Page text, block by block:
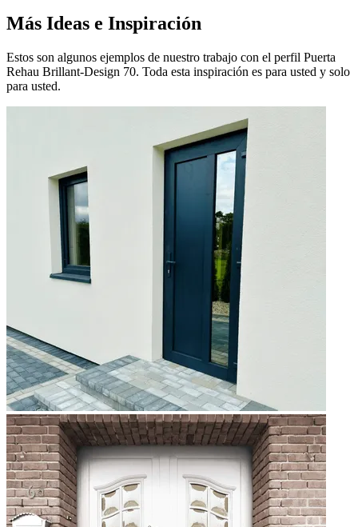
Más Ideas e Inspiración
Estos son algunos ejemplos de nuestro trabajo con el perfil Puerta
Rehau Brillant-Design 70. Toda esta inspiración es para usted y solo
para usted.